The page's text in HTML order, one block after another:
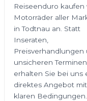
Reiseenduro kaufen
Motorräder aller
in Todtnau an. Statt
Inseraten,
Preisverhandlungen
unsicheren Terminen
erhalten Sie bei uns
direktes Angebot mit
klaren